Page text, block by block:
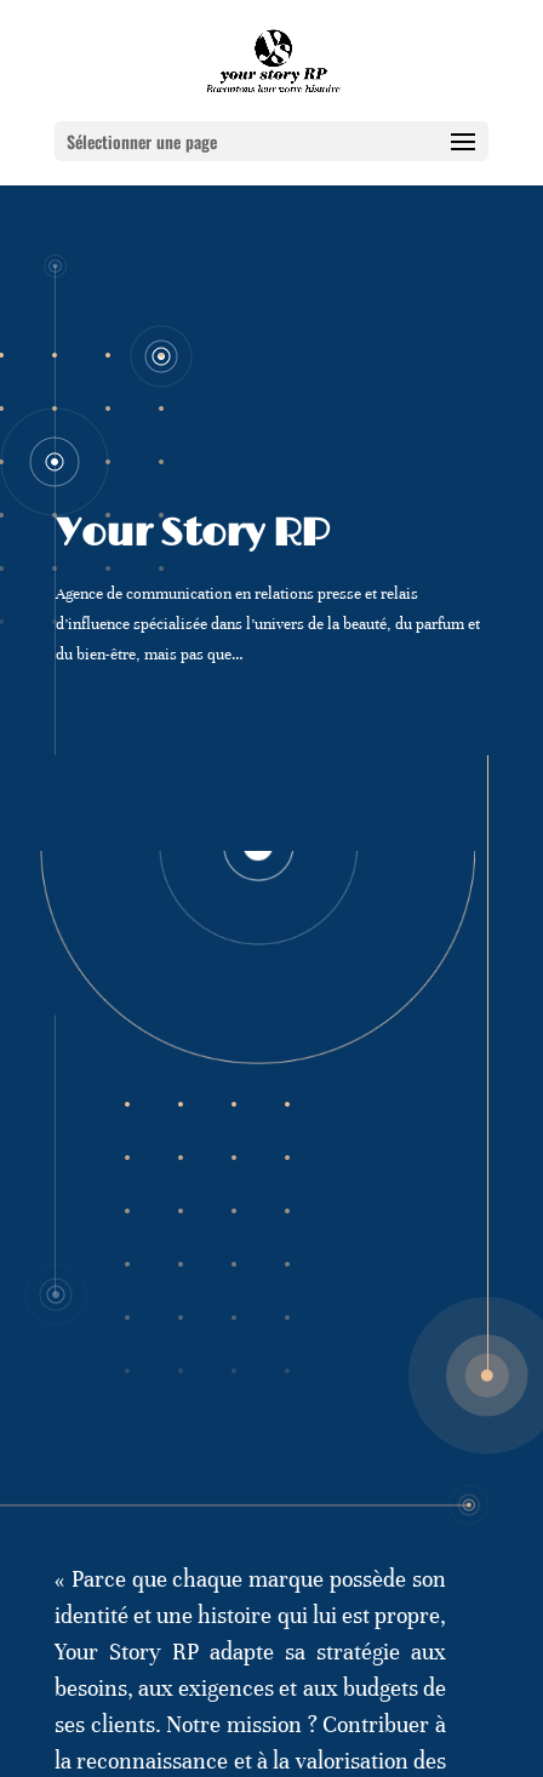
Sélectionner une page
Your Story RP
Agence de communication en relations presse et relais
d’influence spécialisée dans l’univers de la beauté, du parfum et
du bien-être, mais pas que…
« Parce que chaque marque possède son
identité et une histoire qui lui est propre,
Your Story RP adapte sa stratégie aux
besoins, aux exigences et aux budgets de
ses clients. Notre mission ? Contribuer à
la reconnaissance et à la valorisation des